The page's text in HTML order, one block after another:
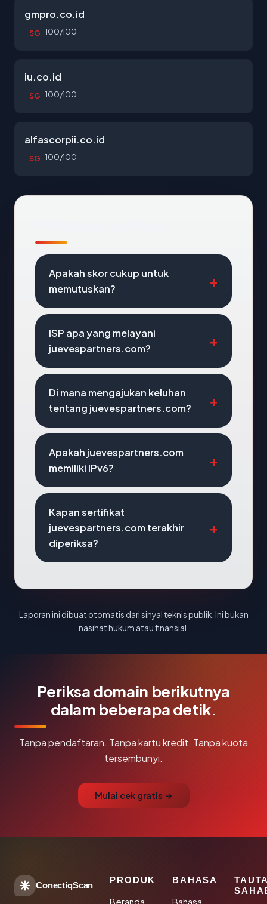
gmpro.co.id
SG 100/100
iu.co.id
SG 100/100
alfascorpii.co.id
SG 100/100
Apakah skor cukup untuk
memutuskan?
ISP apa yang melayani
juevespartners.com?
Di mana mengajukan keluhan
tentang juevespartners.com?
Apakah juevespartners.com
memiliki IPv6?
Kapan sertifikat
juevespartners.com terakhir
diperiksa?
Laporan ini dibuat otomatis dari sinyal teknis publik. Ini bukan
nasihat hukum atau finansial.
Periksa domain berikutnya
dalam beberapa detik.
Tanpa pendaftaran. Tanpa kartu kredit. Tanpa kuota
tersembunyi.
Mulai cek gratis →
ConectiqScan
PRODUK
Beranda
BAHASA
Bahasa